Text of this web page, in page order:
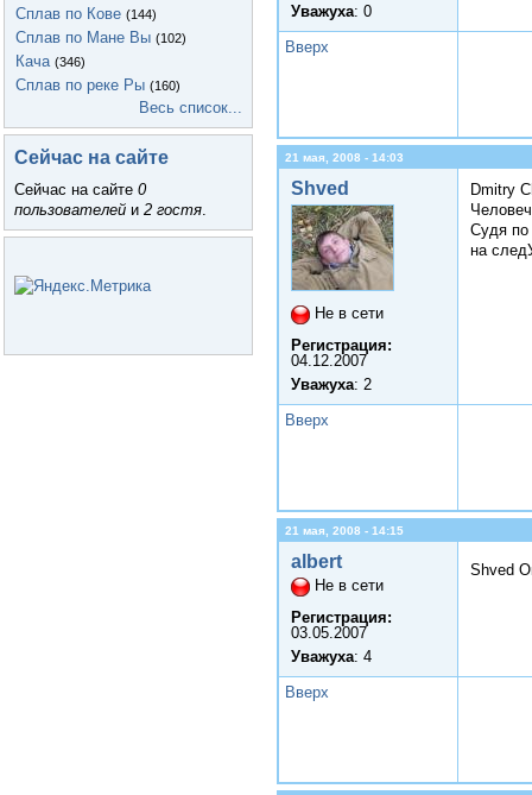
Сплав по Кове (144)
Сплав по Мане Вы (102)
Кача (346)
Сплав по реке Ры (160)
Весь список...
Сейчас на сайте
Сейчас на сайте 0
пользователей и 2 гостя.
Уважуха: 0
Вверх
21 мая, 2008 - 14:03
Shved
Не в сети
Регистрация:
04.12.2007
Уважуха: 2
Dmitry
Судя по
на
Вверх
21 мая, 2008 - 14:15
albert
Не в сети
Регистрация:
03.05.2007
Уважуха: 4
Shved
Вверх